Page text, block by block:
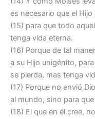
es necesario que el
(15) para que todo
tenga vida eterna.
(16) Porque de tal
a su Hijo unigénito,
se pierda, mas tenga
(17) Porque no envió
al mundo, sino para
(18) El que en él cree,